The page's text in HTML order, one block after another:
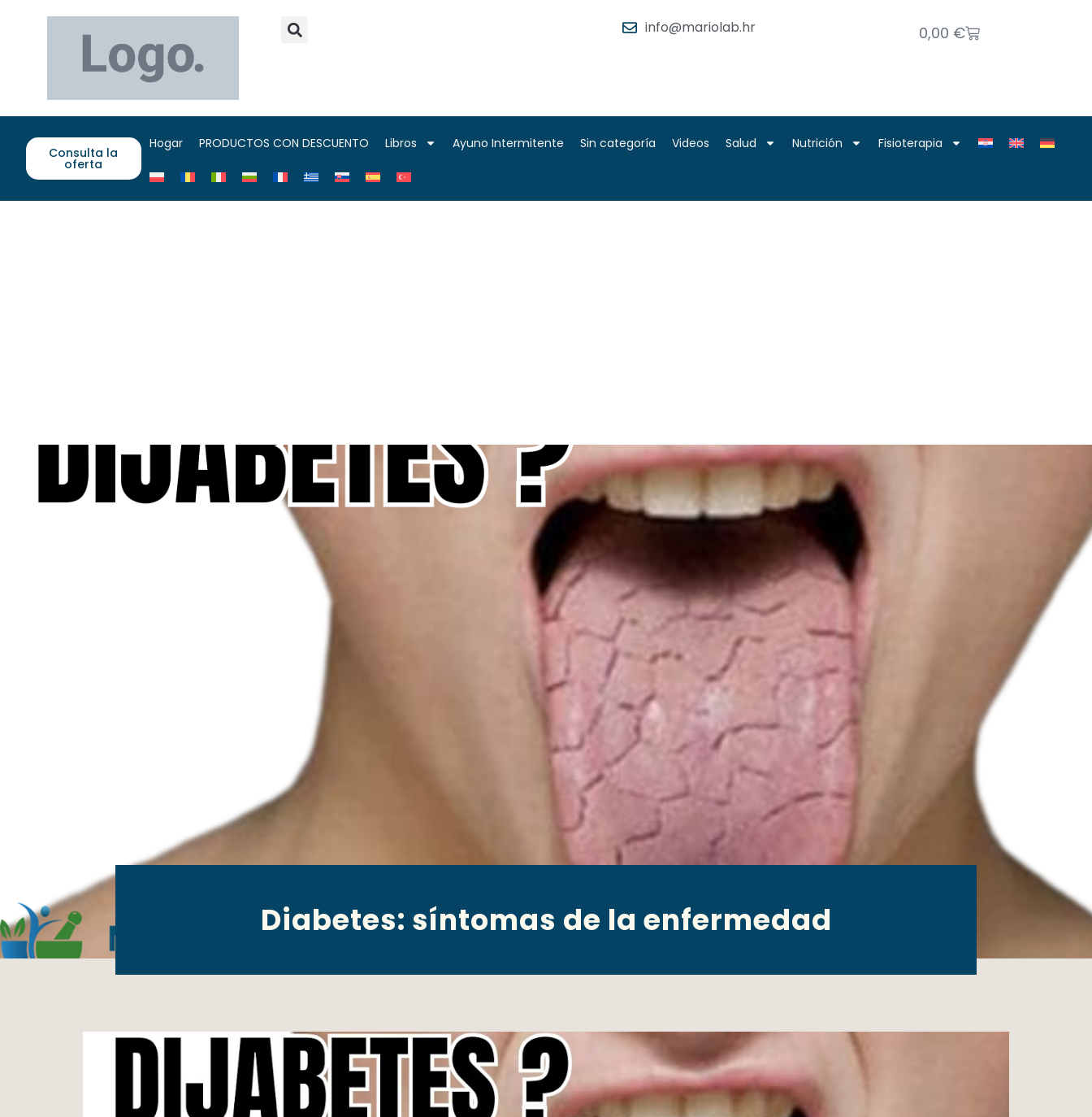
info@mariolab.hr 0,00 €
Consulta la
oferta
Hogar PRODUCTOS CON DESCUENTO Libros Ayuno Intermitente Sin categoría Videos Salud Nutrición Fisioterapia
Diabetes: síntomas de la enfermedad